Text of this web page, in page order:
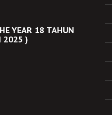
YEAR 18 TAHUN
2025 )